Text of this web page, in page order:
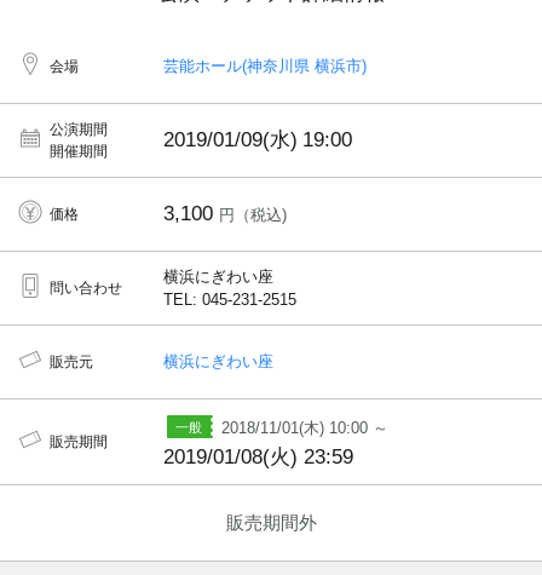
会場 芸能ホール(神奈川県 横浜市)
公演期間
開催期間
2019/01/09(水) 19:00
価格 3,100 円（税込)
問い合わせ
横浜にぎわい座
TEL: 045-231-2515
販売元 横浜にぎわい座
販売期間
2018/11/01(木) 10:00 ～
2019/01/08(火) 23:59
販売期間外